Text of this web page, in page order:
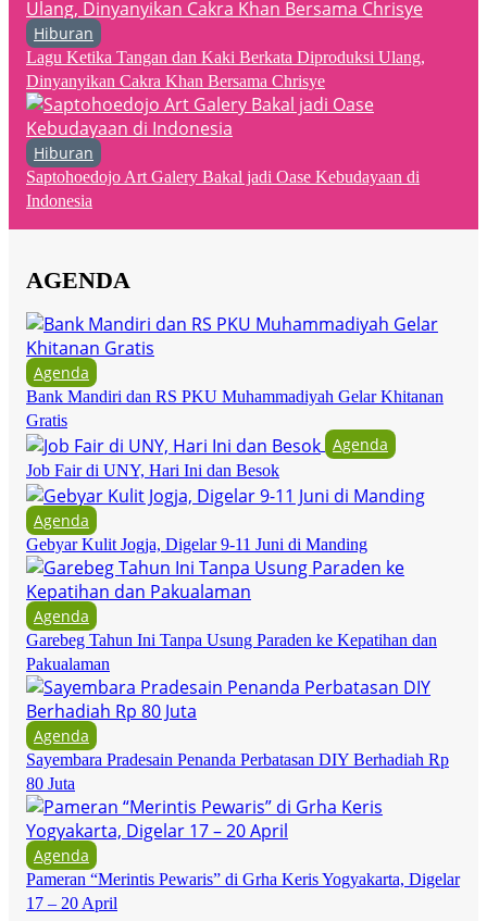
Hiburan
Lagu Ketika Tangan dan Kaki Berkata Diproduksi Ulang,
Dinyanyikan Cakra Khan Bersama Chrisye
Hiburan
Saptohoedojo Art Galery Bakal jadi Oase Kebudayaan di
Indonesia
AGENDA
Agenda
Bank Mandiri dan RS PKU Muhammadiyah Gelar Khitanan
Gratis
Agenda
Job Fair di UNY, Hari Ini dan Besok
Agenda
Gebyar Kulit Jogja, Digelar 9-11 Juni di Manding
Agenda
Garebeg Tahun Ini Tanpa Usung Paraden ke Kepatihan dan
Pakualaman
Agenda
Sayembara Pradesain Penanda Perbatasan DIY Berhadiah Rp
80 Juta
Agenda
Pameran “Merintis Pewaris” di Grha Keris Yogyakarta, Digelar
17 – 20 April